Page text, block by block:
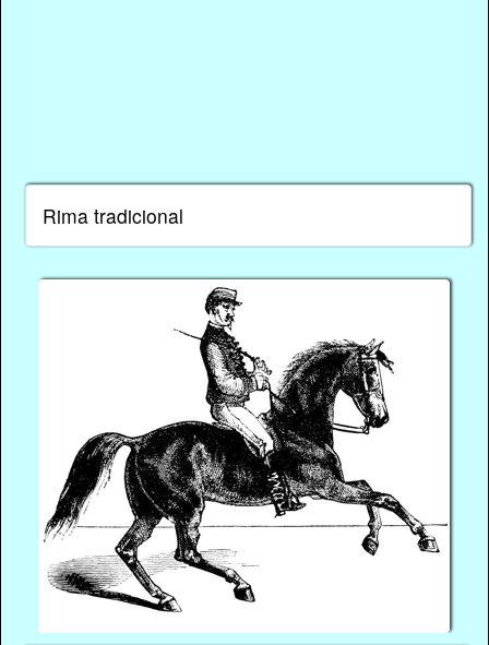
Rima tradicional